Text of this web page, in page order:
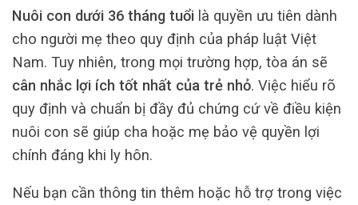
Nuôi con dưới 36 tháng tuổi là quyền ưu tiên dành
cho người mẹ theo quy định của pháp luật Việt
Nam. Tuy nhiên, trong mọi trường hợp, tòa án sẽ
cân nhắc lợi ích tốt nhất của trẻ nhỏ. Việc hiểu rõ
quy định và chuẩn bị đầy đủ chứng cứ về điều kiện
nuôi con sẽ giúp cha hoặc mẹ bảo vệ quyền lợi
chính đáng khi ly hôn.
Nếu bạn cần thông tin thêm hoặc hỗ trợ trong việc